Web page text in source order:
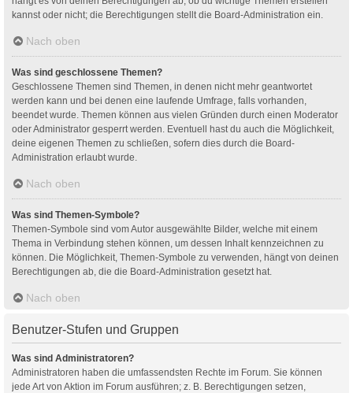
kannst oder nicht; die Berechtigungen stellt die Board-Administration ein.
Nach oben
Was sind geschlossene Themen?
Geschlossene Themen sind Themen, in denen nicht mehr geantwortet
werden kann und bei denen eine laufende Umfrage, falls vorhanden,
beendet wurde. Themen können aus vielen Gründen durch einen Moderator
oder Administrator gesperrt werden. Eventuell hast du auch die Möglichkeit,
deine eigenen Themen zu schließen, sofern dies durch die Board-
Administration erlaubt wurde.
Nach oben
Was sind Themen-Symbole?
Themen-Symbole sind vom Autor ausgewählte Bilder, welche mit einem
Thema in Verbindung stehen können, um dessen Inhalt kennzeichnen zu
können. Die Möglichkeit, Themen-Symbole zu verwenden, hängt von deinen
Berechtigungen ab, die die Board-Administration gesetzt hat.
Nach oben
Benutzer-Stufen und Gruppen
Was sind Administratoren?
Administratoren haben die umfassendsten Rechte im Forum. Sie können
jede Art von Aktion im Forum ausführen; z. B. Berechtigungen setzen,